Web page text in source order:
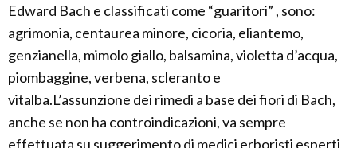
Edward Bach e classificati come “guaritori” , sono:
agrimonia, centaurea minore, cicoria, eliantemo,
genzianella, mimolo giallo, balsamina, violetta d’acqua,
piombaggine, verbena, scleranto e
vitalba.L’assunzione dei rimedi a base dei fiori di Bach,
anche se non ha controindicazioni, va sempre
effettuata su suggerimento di medici erboristi esperti